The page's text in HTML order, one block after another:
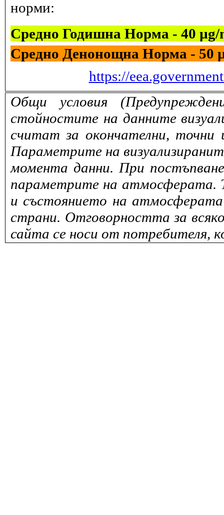
норми:
Средно Годишна Норма - 40 µg/
Средно Денонощна Норма - 50
https://
Общи условия
стойностите на данните
считат за окончателни,
Параметрите на
момента данни. При
параметрите на атмосферата.
и състоянието на
страни. Отговорността за
сайта се носи от потребителя,